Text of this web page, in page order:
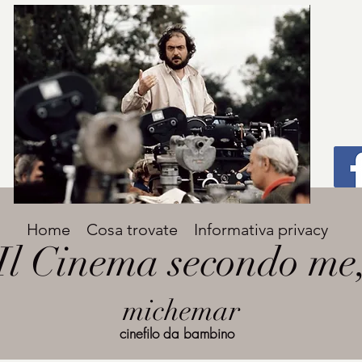
Titolo
grande
Avenir Light una delle font preferite dai
designer. Facile da leggere, viene
utilizzata per titoli e paragrafi.
Cinema secondo
michemar
Home Cosa trovate Informativa privacy
cinefilo da bambino